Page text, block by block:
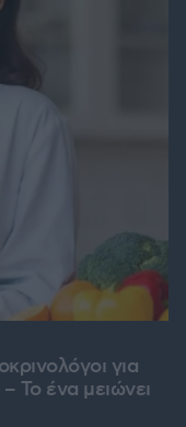
για
Το ένα μειώνει